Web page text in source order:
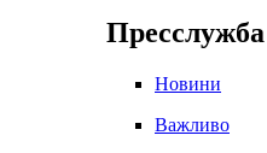
Пресслужба
Новини
Важливо